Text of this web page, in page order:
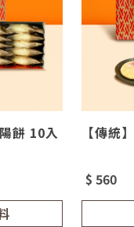
餅 10入 【傳統
$ 560